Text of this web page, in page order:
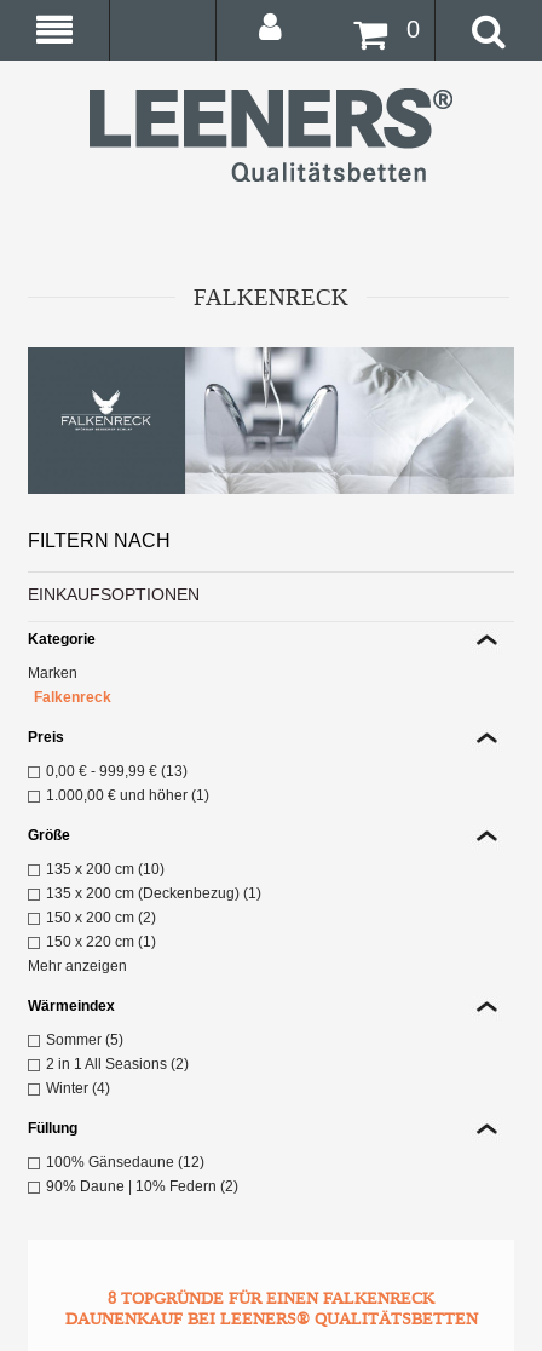
0
FALKENRECK
FILTERN NACH
EINKAUFSOPTIONEN
Kategorie
Marken
Falkenreck
Preis
0,00 € -999,99 € (13)
1.000,00 € und höher (1)
Größe
135 x 200 cm (10)
135 x 200 cm (Deckenbezug) (1)
150 x 200 cm (2)
150 x 220 cm (1)
Mehr anzeigen
Wärmeindex
Sommer (5)
2 in 1 All Seasions (2)
Winter (4)
Füllung
100% Gänsedaune (12)
90% Daune | 10% Federn (2)
8 TOPGRÜNDE FÜR EINEN FALKENRECK
DAUNENKAUF BEI LEENERS® QUALITÄTSBETTEN